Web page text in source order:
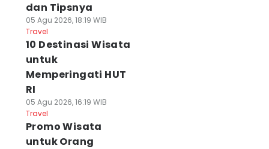
dan Tipsnya
05 Agu 2026, 18:19 WIB
Travel
10 Destinasi Wisata
untuk
Memperingati HUT
RI
05 Agu 2026, 16:19 WIB
Travel
Promo Wisata
untuk Orang